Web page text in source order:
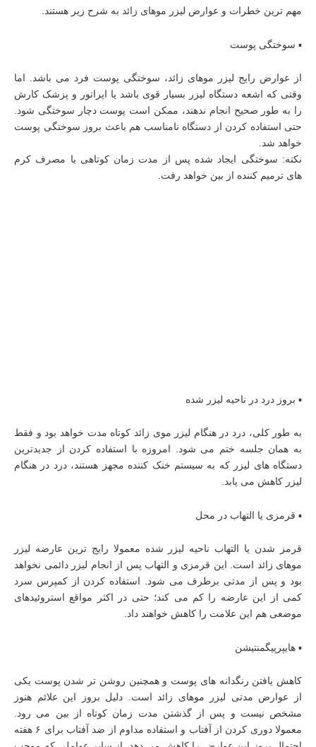
مهم ترین خطرات و عوارض لیزر موهای زائد به شرح زیر هستند.
▪︎ سوختگی پوست
از عوارض رایج لیزر موهای زائد، سوختگی پوست فرد می باشد. اما
وقتی که اشعه دستگاه لیزر بسیار قوی باشد یا اپراتور و پزشک کارش
را به طور صحیح انجام ندهند، ممکن است پوست دچار سوختگی شود.
حتی استفاده کردن از دستگاه نامناسب هم باعث بروز سوختگی پوست
خواهد شد.
نکته: سوختگی ایجاد شده پس از مدت زمان کوتاهی با مصرف کرم‌
های ترمیم کننده از بین خواهد رفت.
▪︎ بروز درد در ناحیه لیزر شده
به طور کلی، درد در هنگام لیزر موی زائد کوتاه مدت خواهد بود و فقط
به همان جلسه ختم می‌ شود. امروزه با استفاده کردن از جدیدترین
دستگاه‌ های لیزر که به سیستم خنک کننده مجهز هستند، درد در هنگام
لیزر کاهش می یابد.
▪︎ قرمزی یا التهاب در محل
قرمز شدن یا التهاب ناحیه لیزر شده معمولا رایج‌ ترین عارضه لیزر
موهای زائد است. این قرمزی و التهاب پس از انجام لیزر دائمی نخواهد
بود و پس از مدتی برطرف می شود. استفاده کردن از کمپرس سرد
کمی از این عارضه را کم می کند؛ حتی در اکثر مواقع استروئیدهای
موضعی هم این علامت را کاهش خواهند داد.
▪︎ هایپرپیگمنتیشن
کاهش یافتن رنگدانه‌ های پوست و همچنین روشن تر شدن پوست یکی
از عوارض مدتی لیزر موهای زائد است. دلیل بروز این علائم هنوز
مشخص نیست و پس از گذشتن مدت زمان کوتاه از بین می رود.
معمولا دوری کردن از آفتاب و استفاده مداوم از ضد آفتاب برای ۶ هفته